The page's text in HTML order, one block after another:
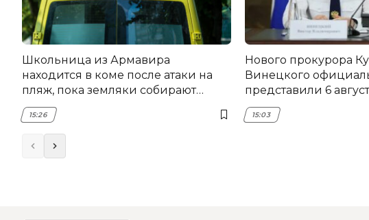
Школьница из Армавира
находится в коме после атаки на
пляж, пока земляки собирают
помощь
15:26
Нового прокурора
Винецкого
представили 6
15:03